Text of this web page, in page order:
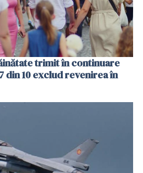
trimit în continuare
din 10 exclud revenirea în